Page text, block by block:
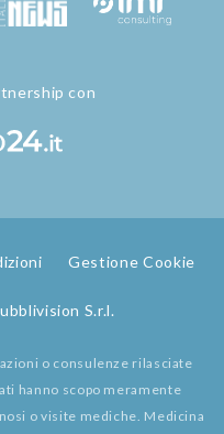
con
Gestione Cookie
S.r.l.
o consulenze rilasciate
hanno scopo meramente
o visite mediche. Medicina